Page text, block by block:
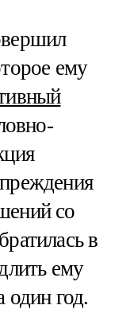
ему
со
в
ему
один год.